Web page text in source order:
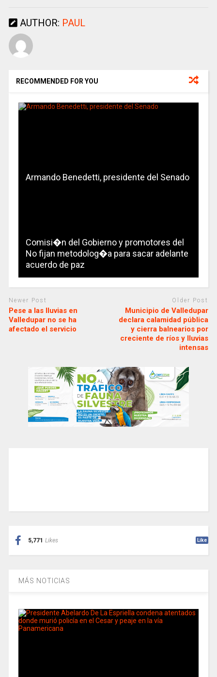
AUTHOR: PAUL
RECOMMENDED FOR YOU
Armando Benedetti, presidente del Senado
Comisi�n del Gobierno y promotores del
No fijan metodolog�a para sacar adelante
acuerdo de paz
Newer Post
Pese a las lluvias en
Valledupar no se ha
afectado el servicio
Older Post
Municipio de Valledupar
declara calamidad pública
y cierra balnearios por
creciente de ríos y lluvias
intensas
5,771 Likes Like
MÁS NOTICIAS